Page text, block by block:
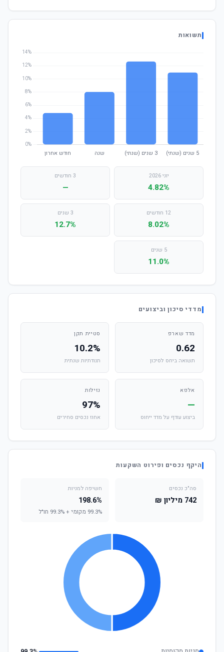
תשואות
יוני 2026
4.82%
3 חודשים
—
12 חודשים
8.02%
3 שנים
12.7%
5 שנים
11.0%
מדדי סיכון וביצועים
מדד שארפ
0.62
תשואה ביחס לסיכון
סטיית תקן
10.2%
תנודתיות שנתית
אלפא
—
ביצוע עודף על מדד ייחוס
נזילות
97%
אחוז נכסים סחירים
היקף נכסים ופירוט השקעות
סה"כ נכסים
742 מיליון ₪
חשיפה למניות
198.6%
99.3% מקומי + 99.3% חו"ל